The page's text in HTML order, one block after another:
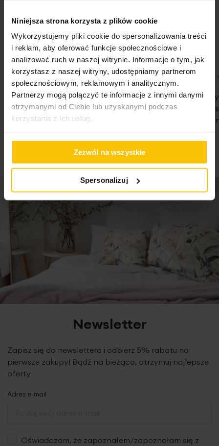
Niniejsza strona korzysta z plików cookie
Wykorzystujemy pliki cookie do spersonalizowania treści
i reklam, aby oferować funkcje społecznościowe i
analizować ruch w naszej witrynie. Informacje o tym, jak
korzystasz z naszej witryny, udostępniamy partnerom
społecznościowym, reklamowym i analitycznym.
Partnerzy mogą połączyć te informacje z innymi danymi
otrzymanymi od Ciebie lub uzyskanymi podczas
korzystania z ich usług.
Zezwól na wszystkie
Spersonalizuj
skład: MDF, tworzywo sztuczneObraz z nadrukiem liści i
tutaj.
100%
WSZYSTKO SPRAWNIE SZYBKA
DOSTAWA POLECAM
07-08-2026
100%
Nie
Państwa
Nie traćcie
Newsletter
Zapisz się do newslettera i odbierz 5% rabatu na
pierwsze zakupy! Bądź na bieżąco, otrzymuj najlepsze
oferty
Adres e-mail
Oświadczam, że zapoznałem/zapoznałam się z